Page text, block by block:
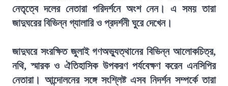
নেতৃত্বে দলের নেতারা পরিদর্শনে অংশ নেন। এ সময় তারা
জাদুঘরের বিভিন্ন গ্যালারি ও প্রদর্শনী ঘুরে দেখেন।
জাদুঘরে সংরক্ষিত জুলাই গণঅভ্যুত্থানের বিভিন্ন আলোকচিত্র,
নথি, স্মারক ও ঐতিহাসিক উপকরণ পর্যবেক্ষণ করেন এনসিপির
নেতারা। আন্দোলনের সঙ্গে সংশ্লিষ্ট এসব নিদর্শন সম্পর্কে তারা